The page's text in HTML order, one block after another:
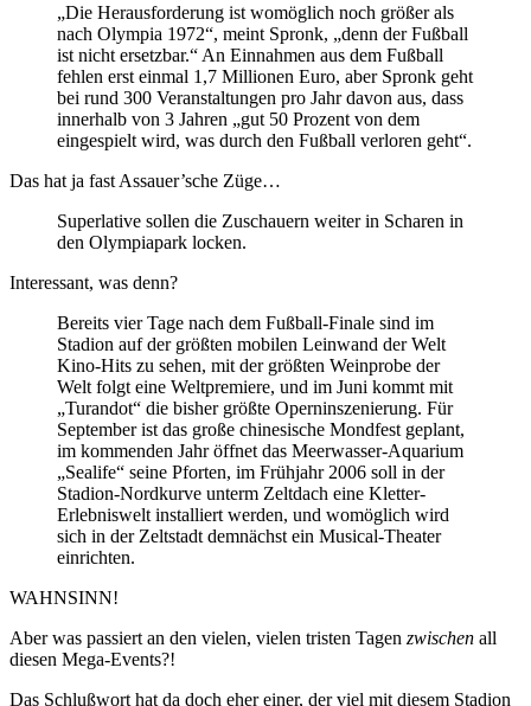
„Die Herausforderung ist womöglich noch größer als
nach Olympia 1972“, meint Spronk, „denn der Fußball
ist nicht ersetzbar.“ An Einnahmen aus dem Fußball
fehlen erst einmal 1,7 Millionen Euro, aber Spronk geht
bei rund 300 Veranstaltungen pro Jahr davon aus, dass
innerhalb von 3 Jahren „gut 50 Prozent von dem
eingespielt wird, was durch den Fußball verloren geht“.
Das hat ja fast Assauer’sche Züge…
Superlative sollen die Zuschauern weiter in Scharen in
den Olympiapark locken.
Interessant, was denn?
Bereits vier Tage nach dem Fußball-Finale sind im
Stadion auf der größten mobilen Leinwand der Welt
Kino-Hits zu sehen, mit der größten Weinprobe der
Welt folgt eine Weltpremiere, und im Juni kommt mit
„Turandot“ die bisher größte Operninszenierung. Für
September ist das große chinesische Mondfest geplant,
im kommenden Jahr öffnet das Meerwasser-Aquarium
„Sealife“ seine Pforten, im Frühjahr 2006 soll in der
Stadion-Nordkurve unterm Zeltdach eine Kletter-
Erlebniswelt installiert werden, und womöglich wird
sich in der Zeltstadt demnächst ein Musical-Theater
einrichten.
WAHNSINN!
Aber was passiert an den vielen, vielen tristen Tagen zwischen all
diesen Mega-Events?!
Das Schlußwort hat da doch eher einer, der viel mit diesem Stadion